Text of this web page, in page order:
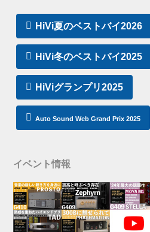
HiVi夏のベストバイ2026
HiVi冬のベストバイ2025
HiViグランプリ2025
Auto Sound Web Grand Prix 2025
イベント情報